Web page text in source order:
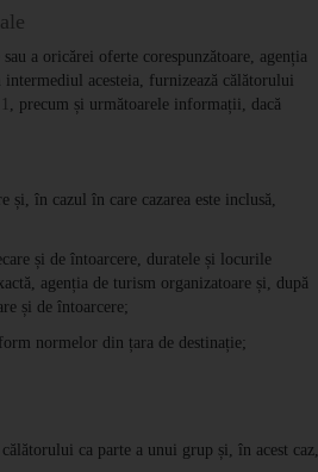
a oricărei oferte corespunzătoare, agenția
acesteia, furnizează călătorului
, precum și următoarele informații, dacă
în cazul în care cazarea este inclusă,
și de întoarcere, duratele și locurile
agenția de turism organizatoare și, după
și de întoarcere;
normelor din țara de destinație;
ca parte a unui grup și, în acest caz,